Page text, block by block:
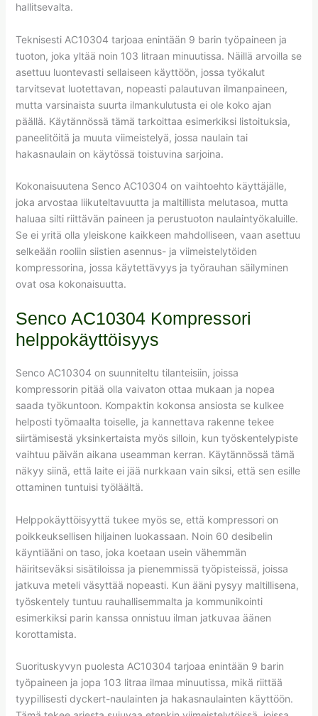
hallitsevalta.
Teknisesti AC10304 tarjoaa enintään 9 barin työpaineen ja
tuoton, joka yltää noin 103 litraan minuutissa. Näillä arvoilla se
asettuu luontevasti sellaiseen käyttöön, jossa työkalut
tarvitsevat luotettavan, nopeasti palautuvan ilmanpaineen,
mutta varsinaista suurta ilmankulutusta ei ole koko ajan
päällä. Käytännössä tämä tarkoittaa esimerkiksi listoituksia,
paneelitöitä ja muuta viimeistelyä, jossa naulain tai
hakasnaulain on käytössä toistuvina sarjoina.
Kokonaisuutena Senco AC10304 on vaihtoehto käyttäjälle,
joka arvostaa liikuteltavuutta ja maltillista melutasoa, mutta
haluaa silti riittävän paineen ja perustuoton naulaintyökaluille.
Se ei yritä olla yleiskone kaikkeen mahdolliseen, vaan asettuu
selkeään rooliin siistien asennus- ja viimeistelytöiden
kompressorina, jossa käytettävyys ja työrauhan säilyminen
ovat osa kokonaisuutta.
Senco AC10304 Kompressori
helppokäyttöisyys
Senco AC10304 on suunniteltu tilanteisiin, joissa
kompressorin pitää olla vaivaton ottaa mukaan ja nopea
saada työkuntoon. Kompaktin kokonsa ansiosta se kulkee
helposti työmaalta toiselle, ja kannettava rakenne tekee
siirtämisestä yksinkertaista myös silloin, kun työskentelypiste
vaihtuu päivän aikana useamman kerran. Käytännössä tämä
näkyy siinä, että laite ei jää nurkkaan vain siksi, että sen esille
ottaminen tuntuisi työläältä.
Helppokäyttöisyyttä tukee myös se, että kompressori on
poikkeuksellisen hiljainen luokassaan. Noin 60 desibelin
käyntiääni on taso, joka koetaan usein vähemmän
häiritseväksi sisätiloissa ja pienemmissä työpisteissä, joissa
jatkuva meteli väsyttää nopeasti. Kun ääni pysyy maltillisena,
työskentely tuntuu rauhallisemmalta ja kommunikointi
esimerkiksi parin kanssa onnistuu ilman jatkuvaa äänen
korottamista.
Suorituskyvyn puolesta AC10304 tarjoaa enintään 9 barin
työpaineen ja jopa 103 litraa ilmaa minuutissa, mikä riittää
tyypillisesti dyckert-naulainten ja hakasnaulainten käyttöön.